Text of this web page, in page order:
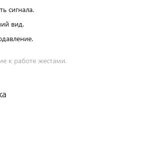
сигнала.
вид.
к работе жестами.